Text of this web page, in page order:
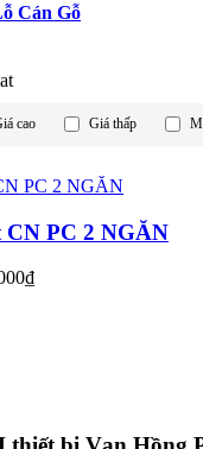
Cán Gỗ
cao Giá thấp
PC 2 NGĂN